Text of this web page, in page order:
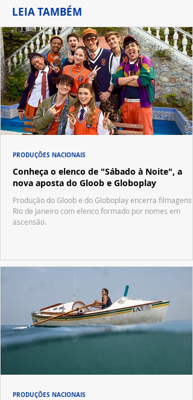
LEIA TAMBÉM
Conheça o elenco de "Sábado à Noite", a
nova aposta do Gloob e Globoplay
Produção do Gloob e do Globoplay encerra filmagens
Rio de Janeiro com elenco formado por nomes em
ascensão.
PRODUÇÕES NACIONAIS
PRODUÇÕES NACIONAIS